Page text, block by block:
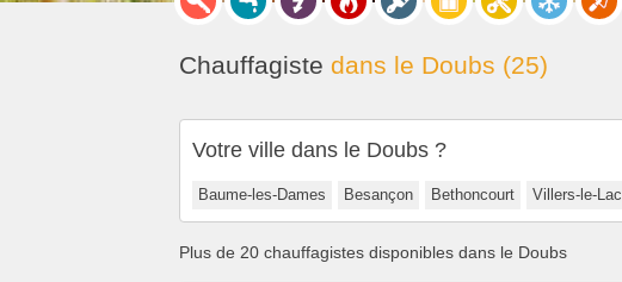
Chauffagiste dans le Doubs (25)
Votre ville dans le Doubs ?
Baume-les-Dames Besançon Bethoncourt Villers-le-Lac
Plus de 20 chauffagistes disponibles dans le Doubs